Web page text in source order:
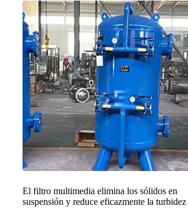
El filtro multimedia elimina los sólidos en
suspensión y reduce eficazmente la turbidez